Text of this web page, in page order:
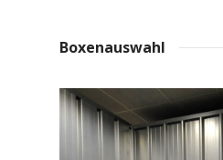
Boxenauswahl